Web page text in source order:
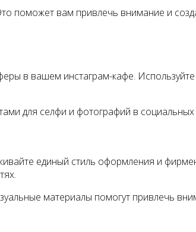
поможет вам привлечь внимание и
в вашем инстаграм-кафе.
для селфи и фотографий в социальных
единый стиль оформления и
материалы помогут привлечь